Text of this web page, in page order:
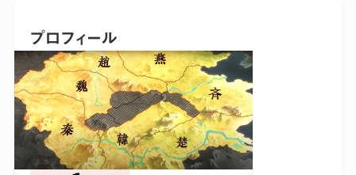
プロフィール